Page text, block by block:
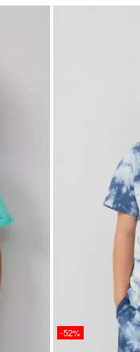
-52%